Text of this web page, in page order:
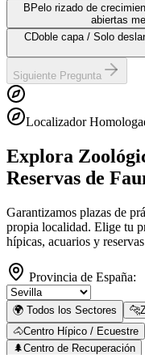
B Pelo rizado de
abiertas
CDoble capa / Solo
Siguiente Pregunta
Localizador
Explora
Reservas de
Garantizamos plazas de
propia localidad. Elige tu
hípicas, acuarios y
Provincia de España:
🌍 Todos los Sectores 🐆
🐴Centro Hípico / Ecuestre
🌲Centro de Recuperación